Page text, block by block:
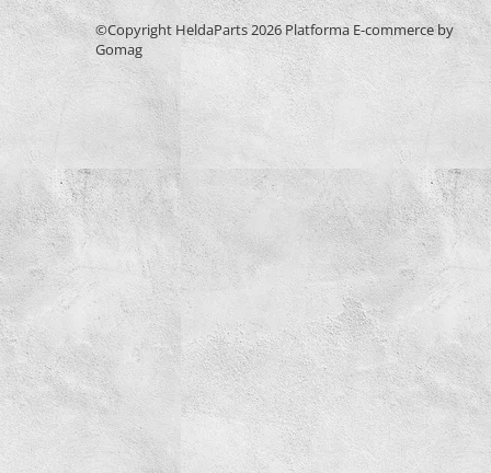
Clesti
Coliere
Antivibratie
Arc
De Plastic
Normale
Discuri Taiere
Echipament de lucru
Etansare
Racloare
Manseta
O-ring
Simering
Spray-uri tehnice
©Copyright HeldaParts 2026Platforma E-commerce by
Gomag